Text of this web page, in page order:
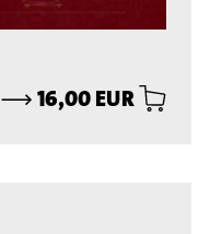
⟶16,00 EUR